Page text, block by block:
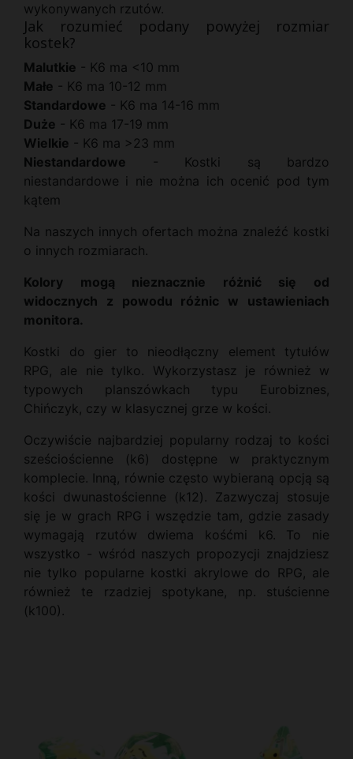
wykonywanych rzutów.
Jak rozumieć podany powyżej rozmiar
kostek?
Malutkie - K6 ma <10 mm
Małe - K6 ma 10-12 mm
Standardowe - K6 ma 14-16 mm
Duże - K6 ma 17-19 mm
Wielkie - K6 ma >23 mm
Niestandardowe - Kostki są bardzo
niestandardowe i nie można ich ocenić pod tym
kątem
Na naszych innych ofertach można znaleźć kostki
o innych rozmiarach.
Kolory mogą nieznacznie różnić się od
widocznych z powodu różnic w ustawieniach
monitora.
Kostki do gier to nieodłączny element tytułów
RPG, ale nie tylko. Wykorzystasz je również w
typowych planszówkach typu Eurobiznes,
Chińczyk, czy w klasycznej grze w kości.
Oczywiście najbardziej popularny rodzaj to kości
sześciościenne (k6) dostępne w praktycznym
komplecie. Inną, równie często wybieraną opcją są
kości dwunastościenne (k12). Zazwyczaj stosuje
się je w grach RPG i wszędzie tam, gdzie zasady
wymagają rzutów dwiema kośćmi k6. To nie
wszystko - wśród naszych propozycji znajdziesz
nie tylko popularne kostki akrylowe do RPG, ale
również te rzadziej spotykane, np. stuścienne
(k100).